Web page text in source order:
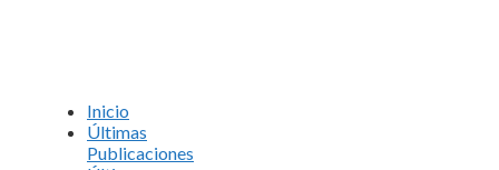
Inicio
Últimas
Publicaciones